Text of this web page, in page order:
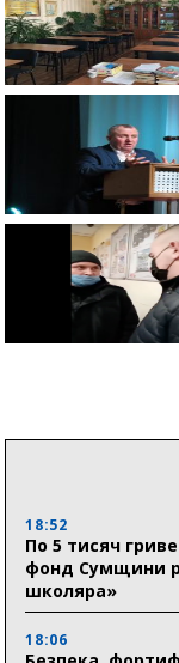
18:52
По 5 тисяч
фонд Сумщини
школяра»
18:06